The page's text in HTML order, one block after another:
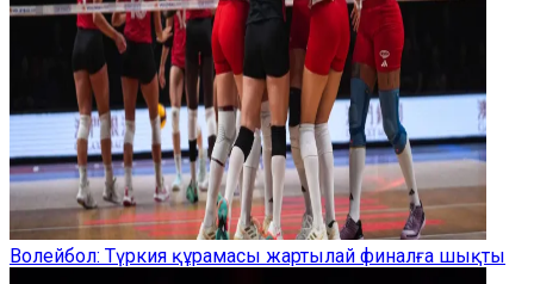
Волейбол: Түркия құрамасы жартылай финалға шықты